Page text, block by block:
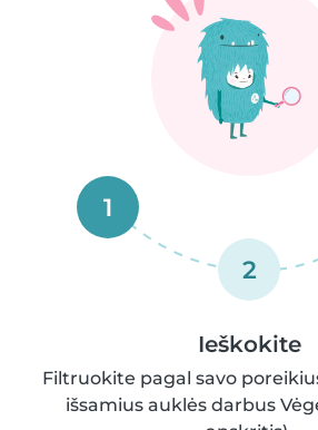
1
2
Ieškokite
Filtruokite pagal savo
išsamius auklės darbus